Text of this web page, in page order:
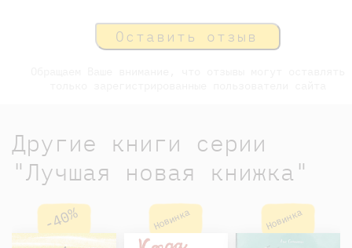
Оставить отзыв
Другие книги серии
"Лучшая новая книжка"
-40% Новинка Новинка